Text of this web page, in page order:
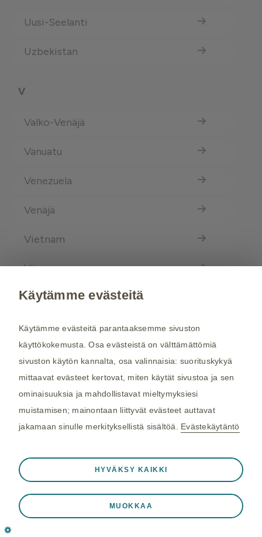
Uusi-Seelanti
Uzbekistan
V
Valko-Venäjä
Vanuatu
Venezuela
Venäjä
Vietnam
Viro
Wake
Wallis ja Futuna
X
Yhdysvallat (USA)
Yhdysvaltain Neitsytsaaret ja
Käytämme evästeitä
Käytämme evästeitä parantaaksemme sivuston
käyttökokemusta. Osa evästeistä on välttämättömiä
sivuston käytön kannalta, osa valinnaisia: suorituskykyä
mittaavat evästeet kertovat, miten käytät sivustoa ja sen
ominaisuuksia ja mahdollistavat mieltymyksiesi
muistamisen; mainontaan liittyvät evästeet auttavat
jakamaan sinulle merkityksellistä sisältöä. Evästekäytäntö
Välttämättömät evästeet ❮
kuten istuntotietojen tallennukseen vierailun
aikana, eväste- ja tag-asetusten hallintaan
MUOKKAA
HYVÄKSY KAIKKI